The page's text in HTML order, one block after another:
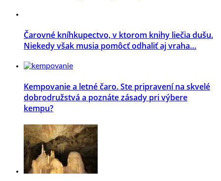
Čarovné kníhkupectvo, v ktorom knihy liečia dušu.
Niekedy však musia pomôcť odhaliť aj vraha…
Kempovanie a letné čaro. Ste pripravení na skvelé
dobrodružstvá a poznáte zásady pri výbere
kempu?